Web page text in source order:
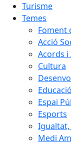
Turisme
Temes
Foment
Acció
Acords i
Cultura
Espai
Esports
Igualtat,
Medi